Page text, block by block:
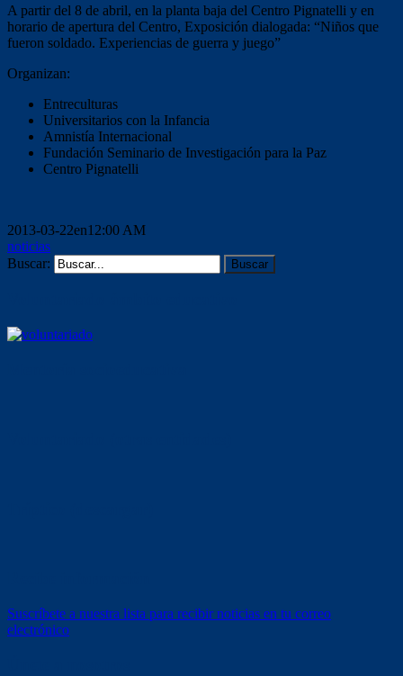
A partir del 8 de abril, en la planta baja del Centro Pignatelli y en
horario de apertura del Centro, Exposición dialogada: “Niños que
fueron soldado. Experiencias de guerra y juego”
Organizan:
Entreculturas
Universitarios con la Infancia
Amnistía Internacional
Fundación Seminario de Investigación para la Paz
Centro Pignatelli
2013-03-22en12:00 AM
noticias
Buscar:
Suscríbete a nuestra lista para recibir noticias en tu correo
electrónico